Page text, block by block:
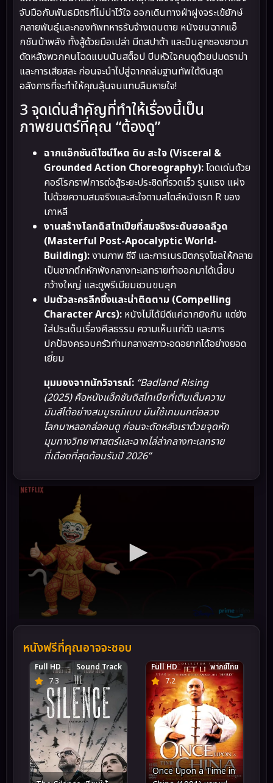
จับมือกับพันธมิตรที่ไม่น่าไว้ใจ ออกเดินทางฝ่าฝูงจระเข้ยักษ์
กลายพันธุ์และกองทัพทหารรับจ้างเดนตาย หนังขนฉากแอ็
กชันบ้าพลัง ทั้งสู้ด้วยมือเปล่า มีดสปาต้า และปืนลูกซองยาวมา
ดัดหลังพวกคนโฉดแบบนันสต็อป บีบหัวใจคนดูด้วยปมดราม่า
และการเสียสละ ก่อนจะนำไปสู่ฉากถล่มฐานทัพใต้ดินสุด
อลังการที่จะทำให้คุณลุ้นจนแทบลืมหายใจ!
3 จุดเด่นสำคัญที่ทำให้เรื่องนี้เป็น
ภาพยนตร์ที่คุณ “ต้องดู”
ฉากแอ็กชันดีไซน์โหด ดิบ สะใจ (Visceral &
Grounded Action Choreography):โดดเด่นด้วย
คอร์โรกราฟการต่อสู้ระยะประชิดที่รวดเร็ว รุนแรง แฝง
ไปด้วยความสมจริงและสะใจตามสไตล์หนังเรท R ของ
เกาหลี
งานสร้างโลกดิสโทเปียที่สมจริงระดับฮอลลีวูด
(Masterful Post-Apocalyptic World-
Building):งานภาพ ซีจี และการเนรมิตกรุงโซลให้กลาย
เป็นซากตึกหักพังกลางทะเลทรายทำออกมาได้เนี๊ยบ
กว้างใหญ่ และดูพรีเมียมชวนขนลุก
ปมตัวละครลึกซึ้งและน่าติดตาม (Compelling
Character Arcs): หนังไม่ได้มีดีแค่ฉากยิงกัน แต่ยัง
ใส่ประเด็นเรื่องศีลธรรม ความเห็นแก่ตัว และการ
ปกป้องครอบครัวท่ามกลางสภาวะอดอยากได้อย่างยอด
เยี่ยม
มุมมองจากนักวิจารณ์: “Badland Rising
(2025) คือหนังแอ็กชันดิสโทเปียที่เติมเต็มความ
มันส์ได้อย่างสมบูรณ์แบบ มันใช้เกมนกต่อลวง
โลกมาหลอกล่อคนดู ก่อนจะดัดหลังเราด้วยจุดหัก
มุมทางวิทยาศาสตร์และฉากไล่ล่ากลางทะเลทราย
ที่เดือดที่สุดต้อนรับปี 2026”
หนังฟรีที่คุณอาจจะชอบ
7.3
Full HD Sound Track
7.2
Full HD พากย์ไทย
Once Upon a Time in